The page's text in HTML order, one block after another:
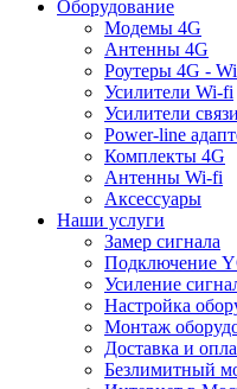
Оборудование
Модемы 4G
Антенны 4G
Роутеры 4G -
Усилители Wi-fi
Усилители связи
Power-line
Комплекты 4G
Антенны Wi-fi
Аксессуары
Наши услуги
Замер сигнала
Подключение
Усиление
Настройка
Монтаж
Доставка и
Безлимитный